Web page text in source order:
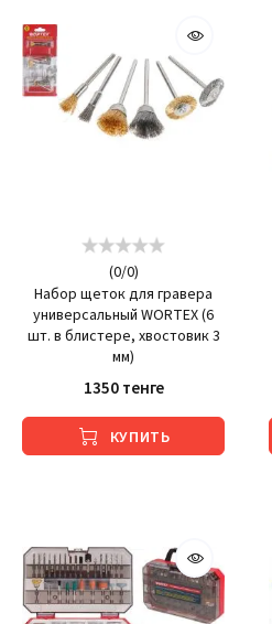
(0/0)
Набор щеток для гравера
универсальный WORTEX (6
шт. в блистере, хвостовик 3
мм)
1350 тенге
КУПИТЬ